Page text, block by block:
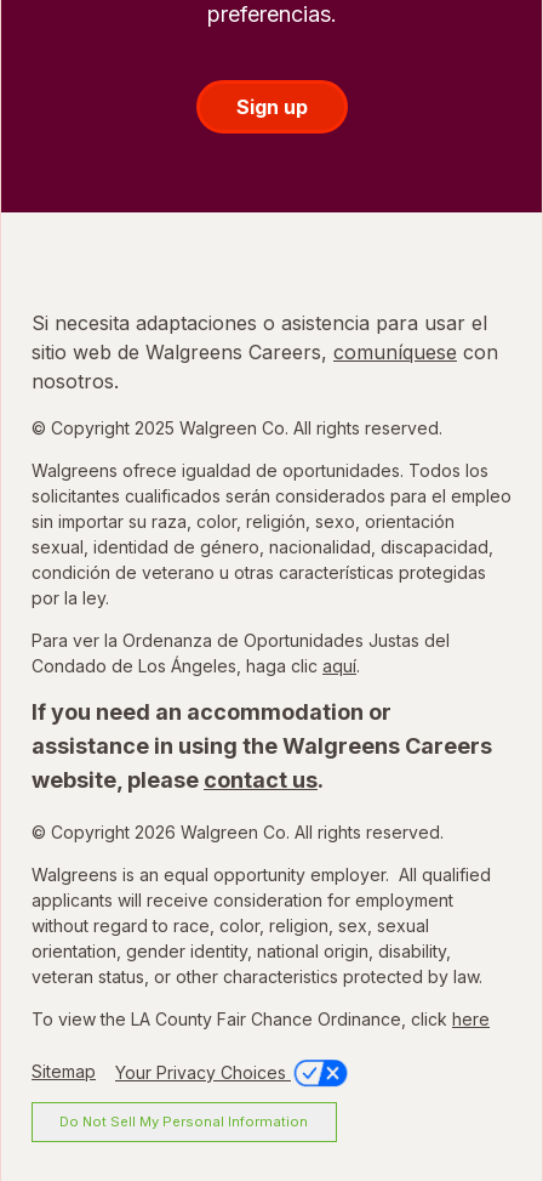
preferencias.
Sign up
Si necesita adaptaciones o asistencia para usar el
sitio web de Walgreens Careers, comuníquese con
nosotros.
© Copyright 2025 Walgreen Co. All rights reserved.
Walgreens ofrece igualdad de oportunidades. Todos los
solicitantes cualificados serán considerados para el empleo
sin importar su raza, color, religión, sexo, orientación
sexual, identidad de género, nacionalidad, discapacidad,
condición de veterano u otras características protegidas
por la ley.
Para ver la Ordenanza de Oportunidades Justas del
Condado de Los Ángeles, haga clic aquípara ver la
.
If you need an accommodation or
assistance in using the Walgreens Careers
website, please contact us.
© Copyright 2026 Walgreen Co. All rights reserved.
Walgreens is an equal opportunity employer. All qualified
applicants will receive consideration for employment
without regard to race, color, religion, sex, sexual
orientation, gender identity, national origin, disability,
veteran status, or other characteristics protected by law.
To view the LA County Fair Chance Ordinance, click here
Sitemap Your Privacy Choices
Do Not Sell My Personal Information